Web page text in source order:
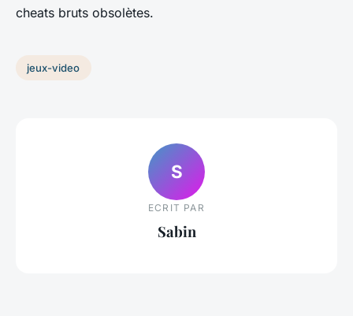
cheats bruts obsolètes.
jeux-video
S
ECRIT PAR
Sabin